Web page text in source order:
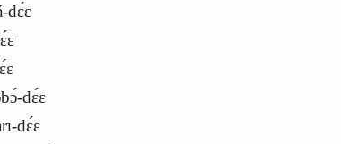
dɛ́ɛ
dɛ́ɛ